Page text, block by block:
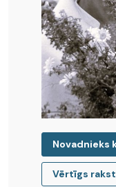
Novadnieks
Vērtīgs